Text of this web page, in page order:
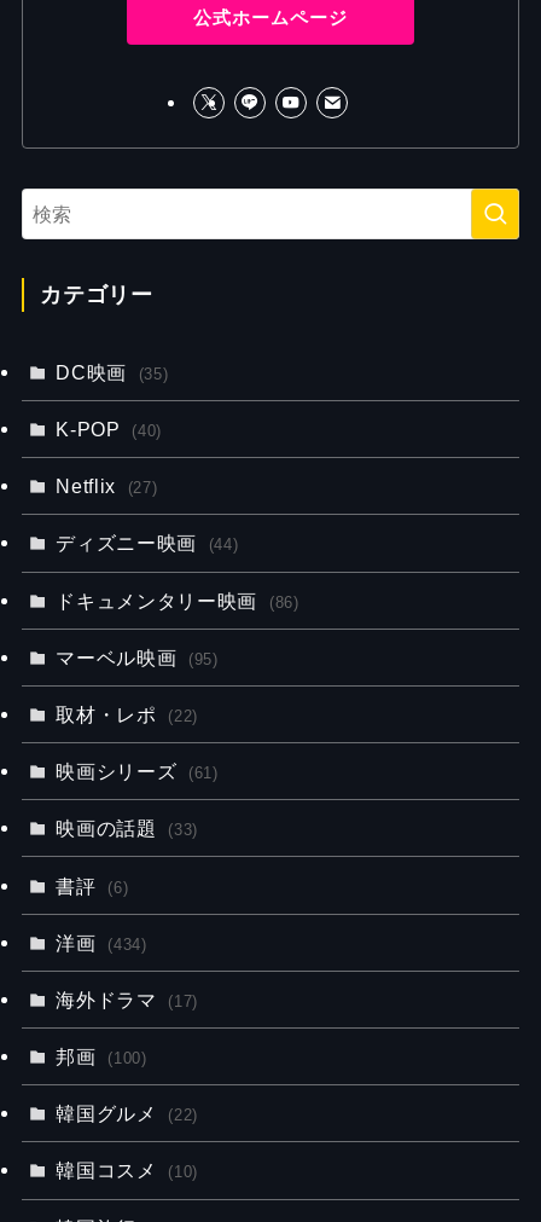
公式ホームページ
カテゴリー
DC映画 (35)
K-POP (40)
Netflix (27)
ディズニー映画 (44)
ドキュメンタリー映画 (86)
マーベル映画 (95)
取材・レポ (22)
映画シリーズ (61)
映画の話題 (33)
書評 (6)
洋画 (434)
海外ドラマ (17)
邦画 (100)
韓国グルメ (22)
韓国コスメ (10)